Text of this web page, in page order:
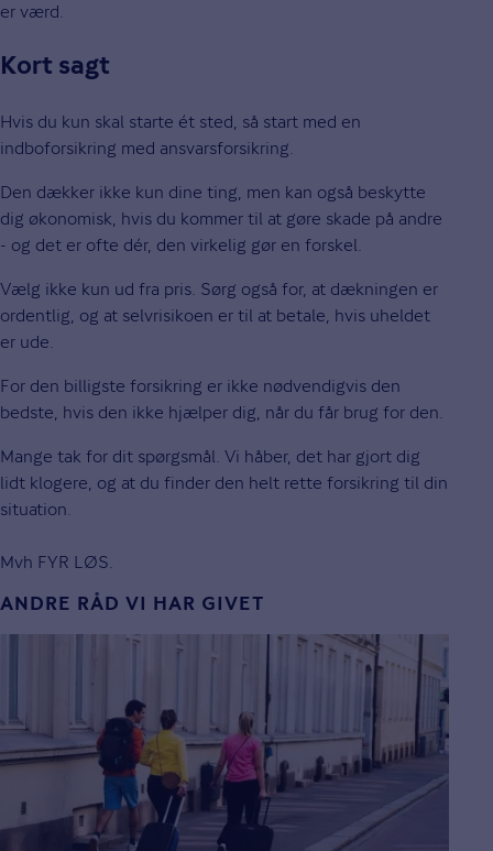
er værd.
Kort sagt
Hvis du kun skal starte ét sted, så start med en
indboforsikring med ansvarsforsikring.
Den dækker ikke kun dine ting, men kan også beskytte
dig økonomisk, hvis du kommer til at gøre skade på andre
- og det er ofte dér, den virkelig gør en forskel.
Vælg ikke kun ud fra pris. Sørg også for, at dækningen er
ordentlig, og at selvrisikoen er til at betale, hvis uheldet
er ude.
For den billigste forsikring er ikke nødvendigvis den
bedste, hvis den ikke hjælper dig, når du får brug for den.
Mange tak for dit spørgsmål. Vi håber, det har gjort dig
lidt klogere, og at du finder den helt rette forsikring til din
situation.
Mvh FYR LØS.
ANDRE RÅD VI HAR GIVET